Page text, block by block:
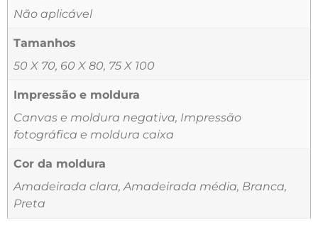
Não aplicável
Tamanhos
50 X 70, 60 X 80, 75 X 100
Impressão e moldura
Canvas e moldura negativa, Impressão
fotográfica e moldura caixa
Cor da moldura
Amadeirada clara, Amadeirada média, Branca,
Preta